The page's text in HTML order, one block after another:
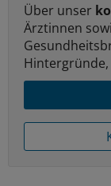
Über unser
Ärztinnen
Hintergründe,